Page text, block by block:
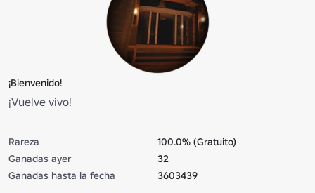
¡Bienvenido!
¡Vuelve vivo!
Rareza
100.0% (Gratuito)
Ganadas ayer
32
Ganadas hasta la fecha
3603439